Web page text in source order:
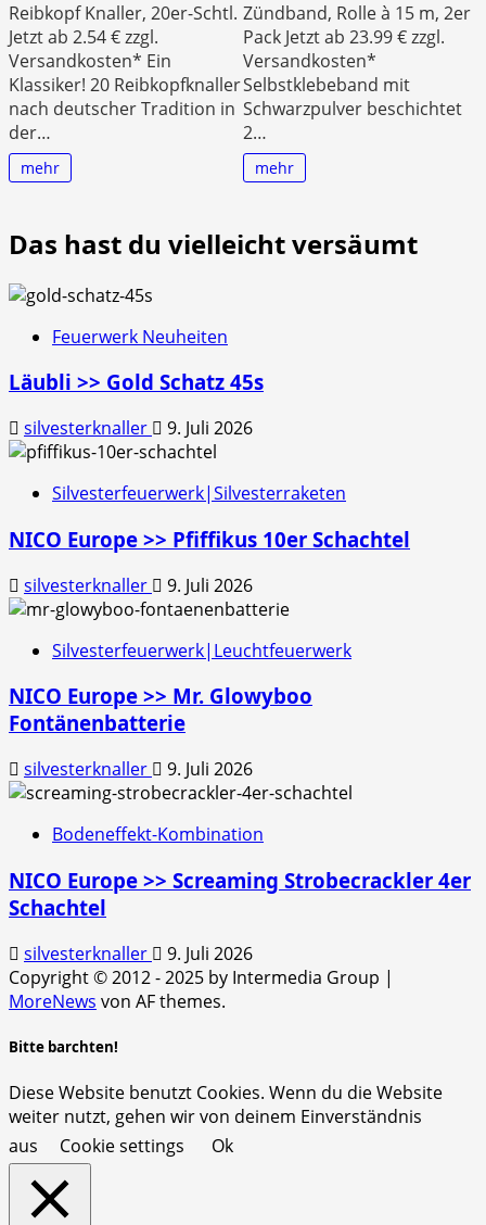
Reibkopf Knaller, 20er-Schtl.
Jetzt ab 2.54 € zzgl.
Versandkosten* Ein
Klassiker! 20 Reibkopfknaller
nach deutscher Tradition in
der…
mehr
Zündband, Rolle à 15 m, 2er
Pack Jetzt ab 23.99 € zzgl.
Versandkosten*
Selbstklebeband mit
Schwarzpulver beschichtet
2…
mehr
Das hast du vielleicht versäumt
Feuerwerk Neuheiten
Läubli >> Gold Schatz 45s
silvesterknaller 9. Juli 2026
Silvesterfeuerwerk|Silvesterraketen
NICO Europe >> Pfiffikus 10er Schachtel
silvesterknaller 9. Juli 2026
Silvesterfeuerwerk|Leuchtfeuerwerk
NICO Europe >> Mr. Glowyboo
Fontänenbatterie
silvesterknaller 9. Juli 2026
Bodeneffekt-Kombination
NICO Europe >> Screaming Strobecrackler 4er
Schachtel
silvesterknaller
9. Juli 2026
Copyright © 2012 - 2025 by Intermedia Group |
MoreNews von AF themes.
Bitte barchten!
Diese Website benutzt Cookies. Wenn du die Website
weiter nutzt, gehen wir von deinem Einverständnis
aus
Cookie settings Ok